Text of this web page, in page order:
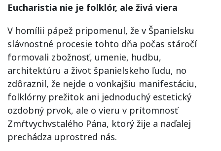
Eucharistia nie je folklór, ale živá viera
V homílii pápež pripomenul, že v Španielsku
slávnostné procesie tohto dňa počas stáročí
formovali zbožnosť, umenie, hudbu,
architektúru a život španielskeho ľudu, no
zdôraznil, že nejde o vonkajšiu manifestáciu,
folklórny prežitok ani jednoduchý estetický
ozdobný prvok, ale o vieru v prítomnosť
Zmŕtvychvstalého Pána, ktorý žije a naďalej
prechádza uprostred nás.